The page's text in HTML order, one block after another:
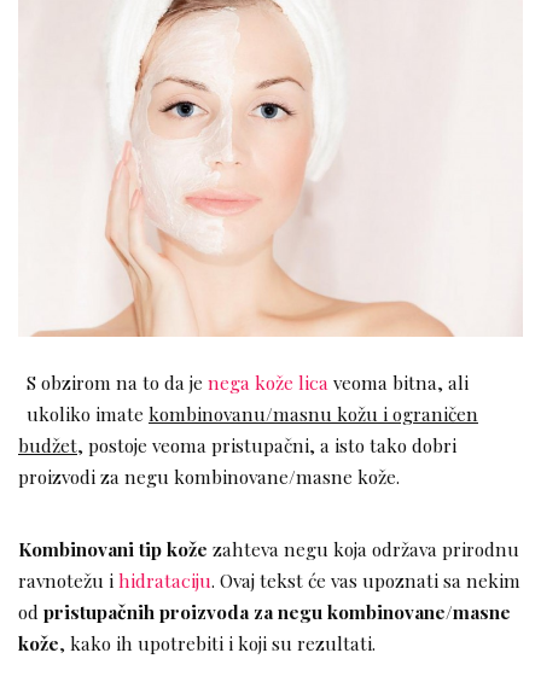
S obzirom na to da je nega kože licaveoma bitna, ali
ukoliko imate kombinovanu/masnu kožu i ograničen
budžet, postoje veoma pristupačni, a isto tako dobri
proizvodi za negu kombinovane/masne kože.
Kombinovani tip kože zahteva negu koja održava prirodnu
ravnotežu ihidrataciju. Ovaj tekst će vas upoznati sa nekim
od pristupačnih proizvoda za negu kombinovane/masne
kože, kako ih upotrebiti i koji su rezultati.